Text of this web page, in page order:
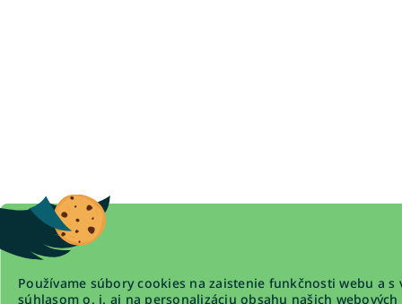
Používame súbory cookies na zaistenie funkčnosti webu a s
súhlasom o. i. aj na personalizáciu obsahu našich webových